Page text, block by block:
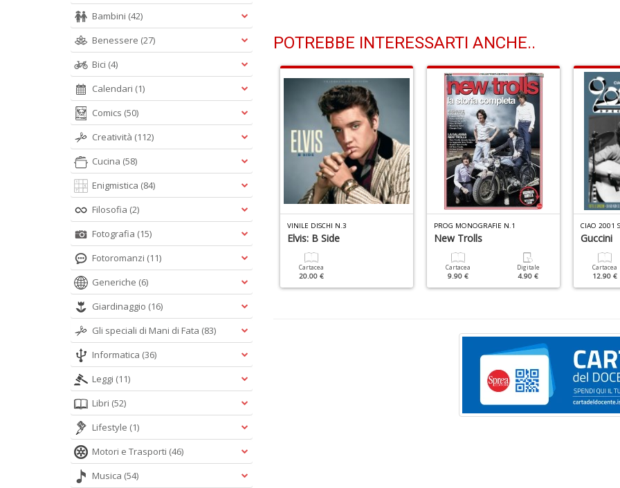
POTREBBE INTERESSARTI ANCHE..
4.90 €
K-Pop
VINILE DISCHI N.3
Elvis: B Side
Cartacea
20.00 €
PROG MONOGRAFIE N.1
New Trolls
Cartacea
9.90 €
Digitale
4.90 €
CIAO 2001
Guccini
Cartacea
12.90 €
Bambini (42)
Benessere (27)
Bici (4)
Calendari (1)
Comics (50)
Creatività (112)
Cucina (58)
Enigmistica (84)
Filosofia (2)
Fotografia (15)
Fotoromanzi (11)
Generiche (6)
Giardinaggio (16)
Gli speciali di Mani di Fata (83)
Informatica (36)
Leggi (11)
Libri (52)
Lifestyle (1)
Motori e Trasporti (46)
Musica (54)